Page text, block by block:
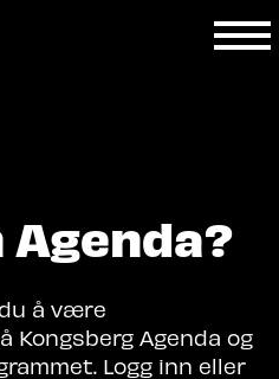
Agenda?
å være
Kongsberg Agenda og
Logg inn eller